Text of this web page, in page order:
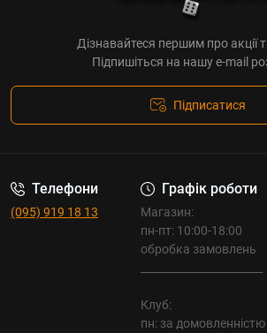
Дізнавайтеся першим про акції
Підпишіться на нашу e-mail
Підписатися
Телефони
(095) 919 18 13
Графік роботи
Магазин:
пн-пт: 10:00-18:00
обробка замовлень
Клуб:
пн: за домовленністю